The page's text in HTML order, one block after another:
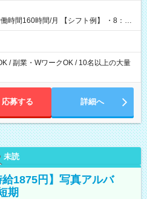
/月 【シフト例】 ・8：00
/ 副業・WワークOK / 10名以上の大量
応募する 詳細へ
未読
給1875円】写真アルバ
期